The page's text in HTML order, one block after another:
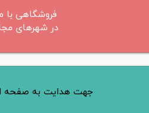
فروشگاهی
در شهرهای
جهت هدایت به صفحه